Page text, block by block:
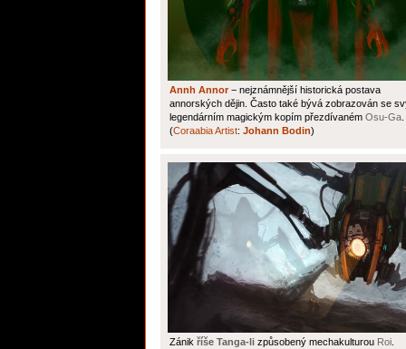
Annh Annor− nejznámnější historická postava
annorských dějin. Často také bývá zobrazován se
legendárním magickým kopím přezdívaném Osu-Ga
(Coraabia Artist: Johann Bodin)
Zánik říše Tanga-li způsobený mechakulturou Roi